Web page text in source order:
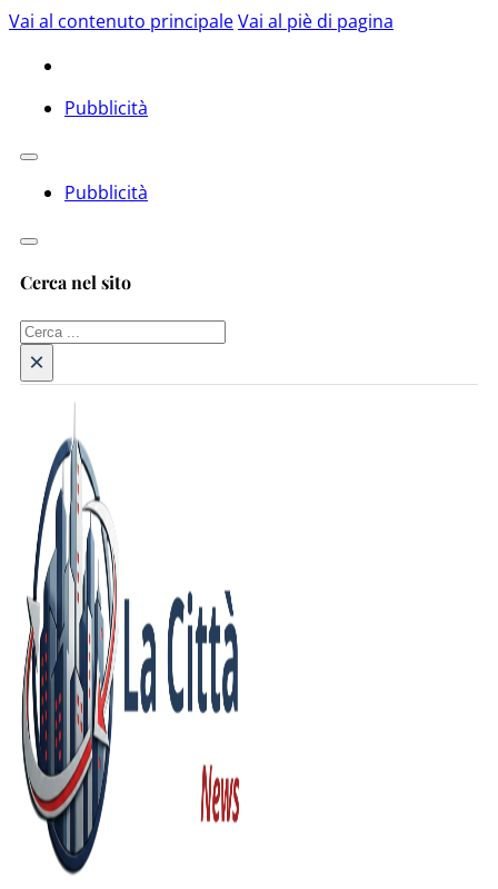
Vai al contenuto principaleVai al piè di pagina
Pubblicità
Pubblicità
Cerca nel sito
Cerca
×